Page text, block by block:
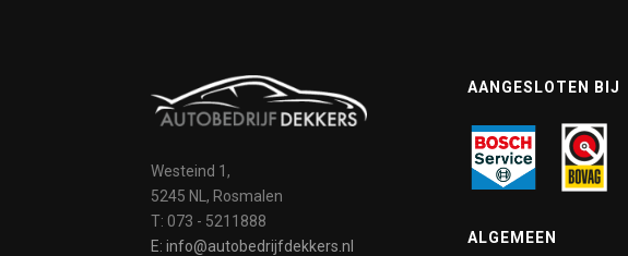
Westeind 1,
5245 NL, Rosmalen
T: 073 - 5211888
E: info@autobedrijfdekkers.nl
AANGESLOTEN BIJ
ALGEMEEN